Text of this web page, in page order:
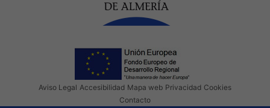
Aviso Legal Accesibilidad Mapa web Privacidad Cookies
Contacto